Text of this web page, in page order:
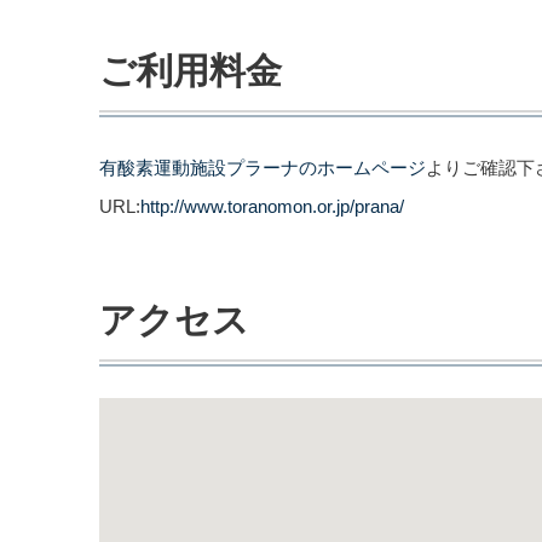
ご利用料金
有酸素運動施設プラーナのホームページよりご確認下
URL:http://www.toranomon.or.jp/prana/
アクセス